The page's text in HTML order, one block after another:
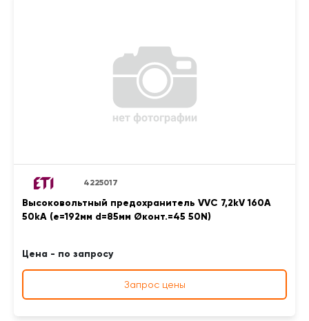
4225017
Высоковольтный предохранитель VVC 7,2kV 160A
50kA (e=192мм d=85мм Øконт.=45 50N)
Цена - по запросу
Запрос цены